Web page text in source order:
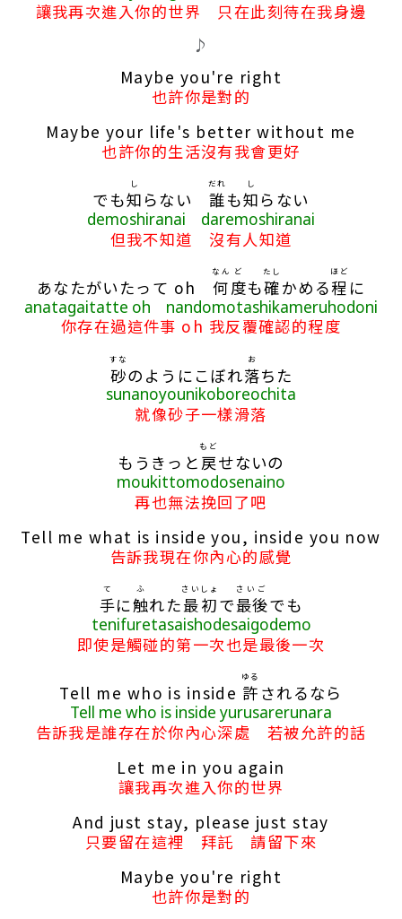
讓我再次進入你的世界 只在此刻待在我身邊
♪
Maybe you're right
也許你是對的
Maybe your life's better without me
也許你的生活沒有我會更好
でも知
し
らない 誰
だれ
も知
し
らない
demoshiranai daremoshiranai
但我不知道 沒有人知道
あなたがいたって oh 何
なん
度
ど
も確
たし
かめる程
ほど
に
anatagaitatte oh nandomotashikameruhodoni
你存在過這件事 oh 我反覆確認的程度
砂
すな
のようにこぼれ落
お
ちた
sunanoyounikoboreochita
就像砂子一樣滑落
もうきっと 戻
もど
せないの
moukittomodosenaino
再也無法挽回了吧
Tell me what is inside you, inside you now
告訴我現在你內心的感覺
手
て
に触
ふ
れた最初
さいしょ
で最後
さいご
でも
tenifuretasaishodesaigodemo
即使是觸碰的第一次也是最後一次
Tell me who is inside 許
ゆる
されるなら
Tell me who is inside yurusarerunara
告訴我是誰存在於你內心深處 若被允許的話
Let me in you again
讓我再次進入你的世界
And just stay, please just stay
只要留在這裡 拜託 請留下來
Maybe you're right
也許你是對的